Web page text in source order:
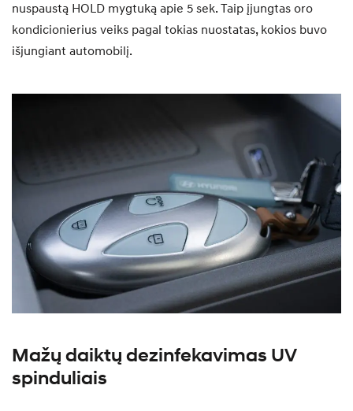
nuspaustą HOLD mygtuką apie 5 sek. Taip įjungtas oro
kondicionierius veiks pagal tokias nuostatas, kokios buvo
išjungiant automobilį.
Mažų daiktų dezinfekavimas UV
spinduliais